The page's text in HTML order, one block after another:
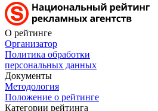
О рейтинге
Организатор
Политика обработки
персональных данных
Документы
Методология
Положение о рейтинге
Категории рейтинга